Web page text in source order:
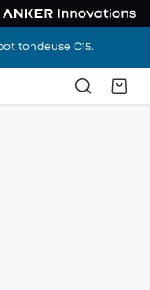
tondeuse C15.